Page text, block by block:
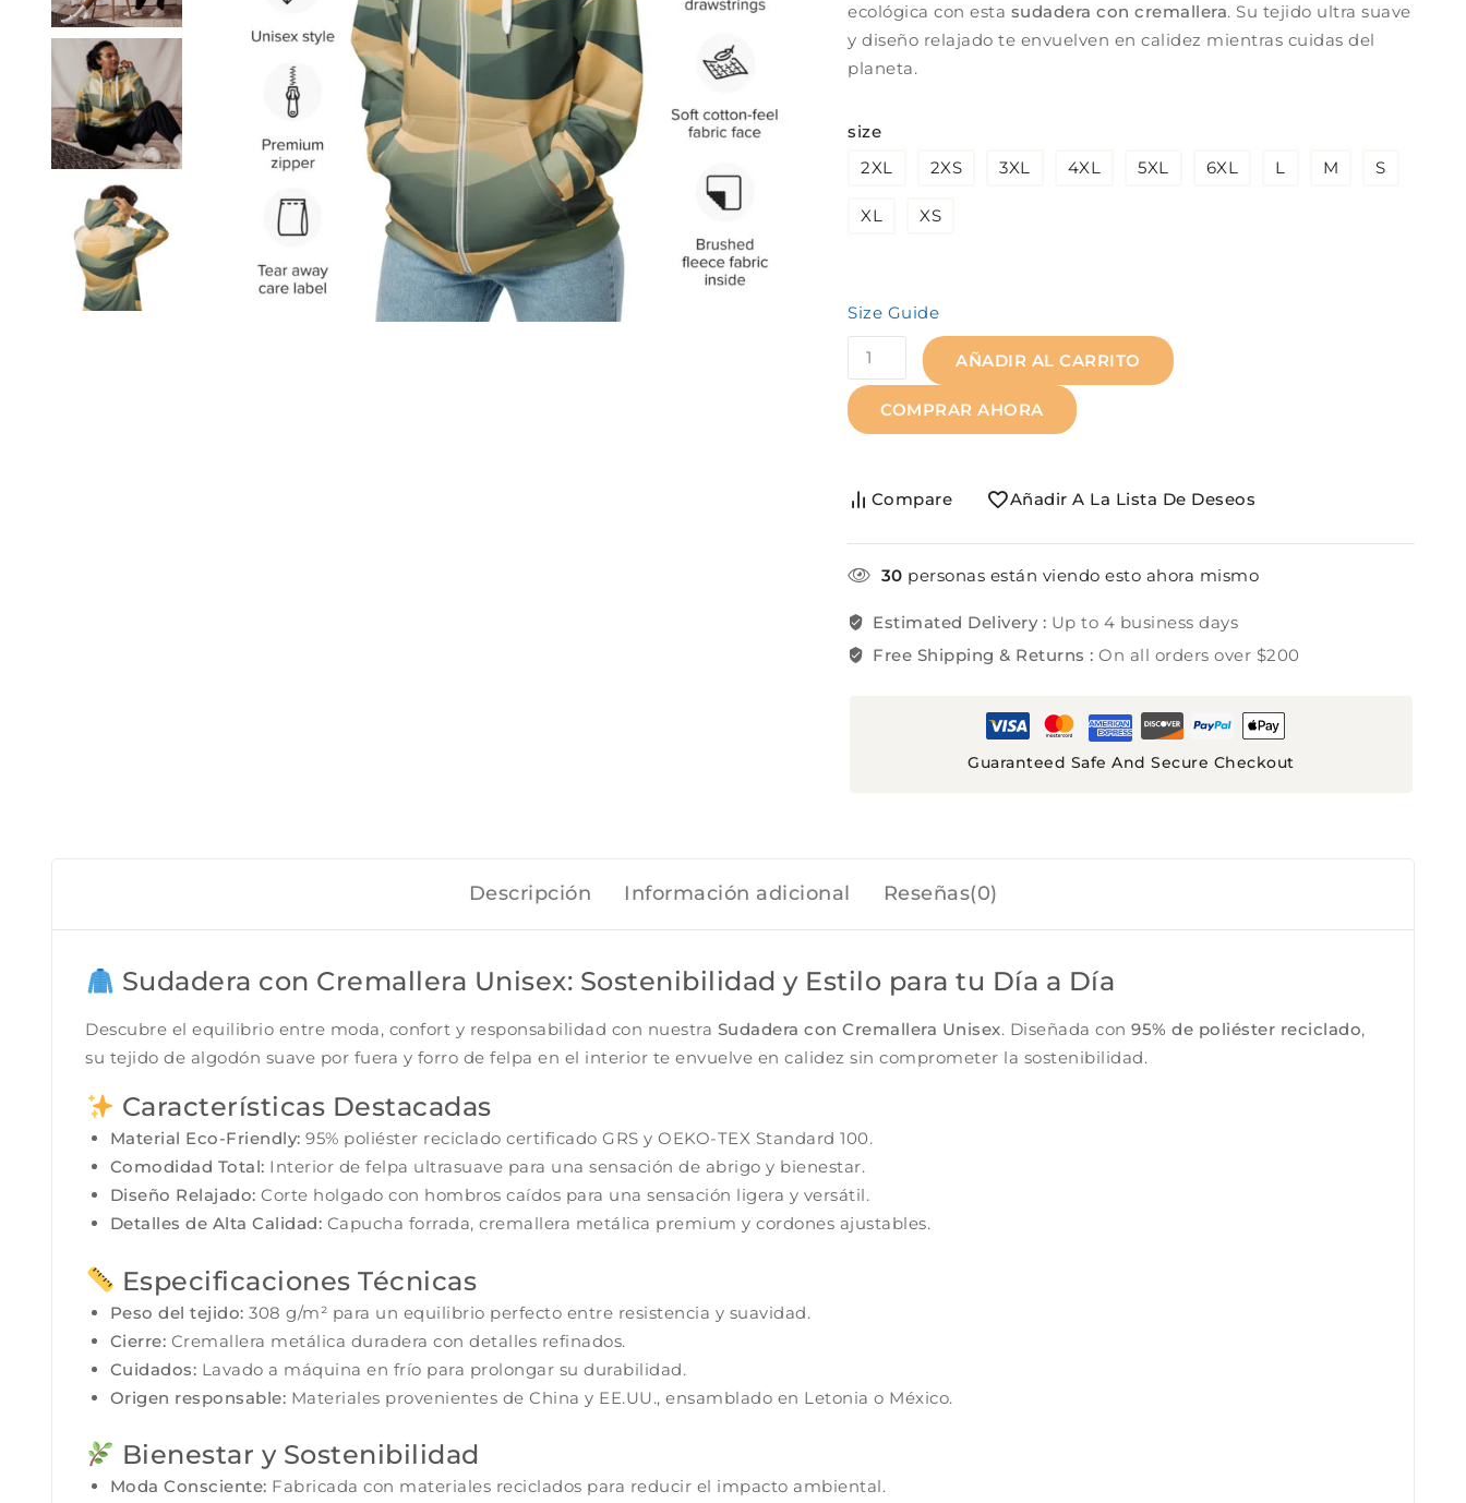
ecológica con esta sudadera con cremallera. Su tejido ultra suave
y diseño relajado te envuelven en calidez mientras cuidas del
planeta.
size
2XL
2XS 3XL 4XL 5XL 6XL L M S
XL XS
Size Guide
AÑADIR AL CARRITO
COMPRAR AHORA
Compare Añadir A La Lista De Deseos
30 personas están viendo esto ahora mismo
Estimated Delivery : Up to 4 business days
Free Shipping & Returns :On all orders over $200
Guaranteed Safe And Secure Checkout
Descripción Información adicional Reseñas(0)
Sudadera con Cremallera Unisex: Sostenibilidad y Estilo para tu Día a Día
Descubre el equilibrio entre moda, confort y responsabilidad con nuestra Sudadera con Cremallera Unisex. Diseñada con 95% de poliéster reciclado,
su tejido de algodón suave por fuera y forro de felpa en el interior te envuelve en calidez sin comprometer la sostenibilidad.
Características Destacadas
Material Eco-Friendly: 95% poliéster reciclado certificado GRS y OEKO-TEX Standard 100.
Comodidad Total: Interior de felpa ultrasuave para una sensación de abrigo y bienestar.
Diseño Relajado: Corte holgado con hombros caídos para una sensación ligera y versátil.
Detalles de Alta Calidad: Capucha forrada, cremallera metálica premium y cordones ajustables.
Especificaciones Técnicas
Peso del tejido: 308 g/m² para un equilibrio perfecto entre resistencia y suavidad.
Cierre: Cremallera metálica duradera con detalles refinados.
Cuidados: Lavado a máquina en frío para prolongar su durabilidad.
Origen responsable: Materiales provenientes de China y EE.UU., ensamblado en Letonia o México.
Bienestar y Sostenibilidad
Moda Consciente: Fabricada con materiales reciclados para reducir el impacto ambiental.